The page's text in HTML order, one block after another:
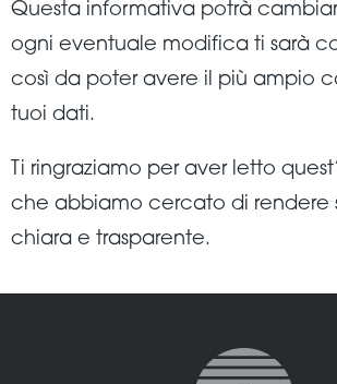
Questa informativa potrà
ogni eventuale modifica ti sarà
così da poter avere il più ampio
tuoi dati.
Ti ringraziamo per aver letto
che abbiamo cercato di rendere
chiara e trasparente.